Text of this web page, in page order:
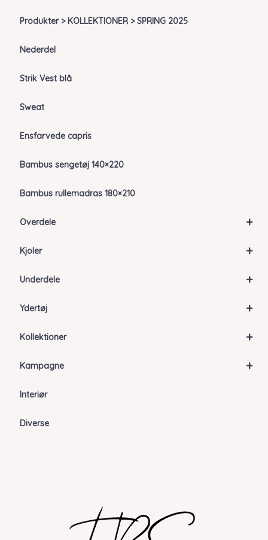
Produkter > KOLLEKTIONER > SPRING 2025
Nederdel
Strik Vest blå
Sweat
Ensfarvede capris
Bambus sengetøj 140×220
Bambus rullemadras 180×210
+
Overdele
+
Kjoler
+
Underdele
+
Ydertøj
+
Kollektioner
+
Kampagne
Interiør
Diverse